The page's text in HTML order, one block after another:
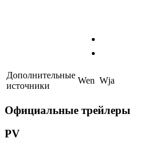
Дополнительные
источники
Wen Wja
Официальные трейлеры
PV